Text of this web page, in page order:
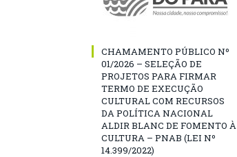
CHAMAMENTO PÚBLICO Nº
01/2026 – SELEÇÃO DE
PROJETOS PARA FIRMAR
TERMO DE EXECUÇÃO
CULTURAL COM RECURSOS
DA POLÍTICA NACIONAL
ALDIR BLANC DE FOMENTO À
CULTURA – PNAB (LEI Nº
14.399/2022)